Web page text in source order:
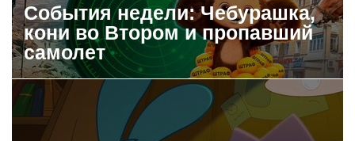
События недели: Чебурашка,
кони во Втором и пропавший
самолет